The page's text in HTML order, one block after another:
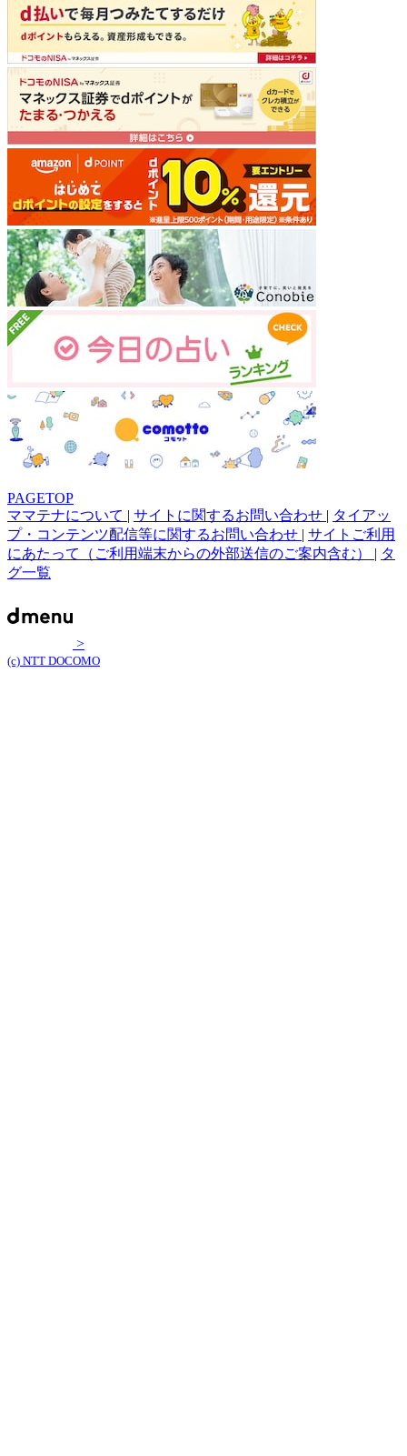
PAGETOP
ママテナについて | サイトに関するお問い合わせ | タイアッ
プ・コンテンツ配信等に関するお問い合わせ | サイトご利用
にあたって（ご利用端末からの外部送信のご案内含む） | タ
グ一覧
>
(c) NTT DOCOMO